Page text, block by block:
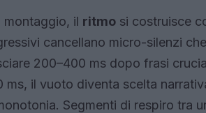
montaggio, il ritmo si costruisce
cancellano micro-silenzi
200–400 ms dopo frasi
ms, il vuoto diventa scelta
Segmenti di respiro tra